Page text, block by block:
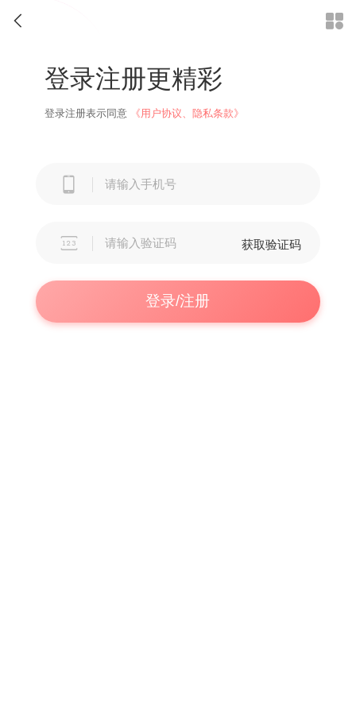

登录注册更精彩
登录注册表示同意 《用户协议、隐私条款》
 获取验证码
登录/注册
